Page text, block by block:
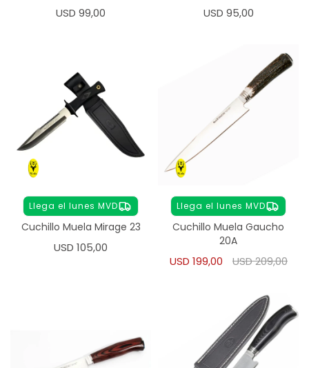
USD 99,00 USD 95,00
Llega el lunes MVD
Cuchillo Muela Mirage 23
USD 105,00
Llega el lunes MVD
Cuchillo Muela Gaucho
20A
USD 199,00 USD209,00